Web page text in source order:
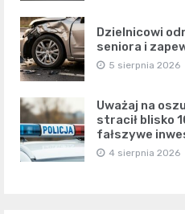
Dzielnicowi
seniora i
5 sierpnia 2026
Uważaj na
stracił blisko
fałszywe
4 sierpnia 2026